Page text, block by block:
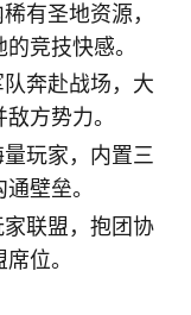
有圣地资源，
竞技快感。
奔赴战场，大
方势力。
玩家，内置三
壁垒。
联盟，抱团协
位。